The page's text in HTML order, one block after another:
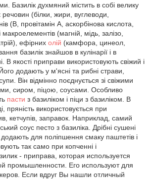
Базилік духмяний містить в собі велику
речовин (білки, жири, вуглеводи,
(В, провітамін А, аскорбінова кислота,
макроелементів (магній, мідь, залізо,
ефірних олій (камфора, цинеол,
базилік знайшов в кулінарії і в
В якості приправи використовують свіжий і
додають у м'ясні та рибні страви,
Він відмінно поєднується зі свіжими
сиром, піцою, соусами. Особливо
пасти з базиліком і піци з базиліком. В
пряність використовується при
кетчупів, заправок. Наприклад, самий
соус песто з базиліка. Дрібні сушені
для поліпшення смаку паштетів і
так само при копченні і
- приправа, которая используется
промышленности. Его используют для
Если вдруг Вы нашли отличный